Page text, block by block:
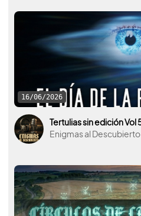
16/06/2026
Enigmas al Descubierto